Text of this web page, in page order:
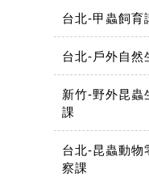
台北-甲蟲飼育
台北-戶外自然
新竹-野外昆蟲
課
台北-昆蟲動物
察課